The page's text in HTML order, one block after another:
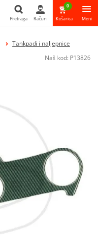
Pretraga
Pretraga Račun
0
Košarica Meni
Tankpadi i naljepnice
Naš kod: P13826